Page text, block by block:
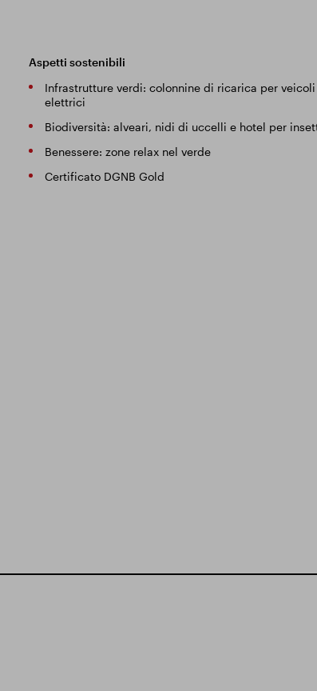
Aspetti sostenibili
Infrastrutture verdi: colonnine di ricarica per veicoli
elettrici
Biodiversità: alveari, nidi di uccelli e hotel per
Benessere: zone relax nel verde
Certificato DGNB Gold